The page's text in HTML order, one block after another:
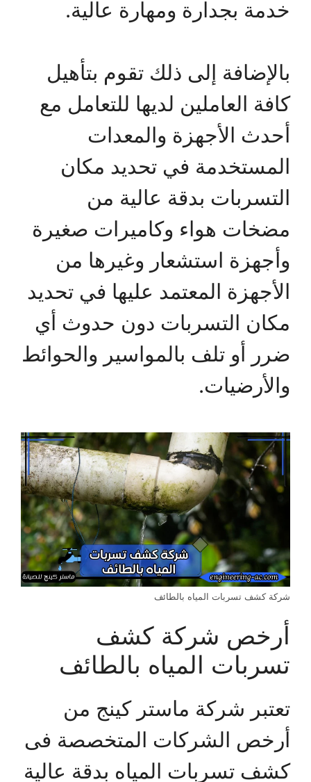
خدمة بجدارة ومهارة عالية.
بالإضافة إلى ذلك تقوم بتأهيل
كافة العاملين لديها للتعامل مع
أحدث الأجهزة والمعدات
المستخدمة في تحديد مكان
التسربات بدقة عالية من
مضخات هواء وكاميرات صغيرة
وأجهزة استشعار وغيرها من
الأجهزة المعتمد عليها في تحديد
مكان التسربات دون حدوث أي
ضرر أو تلف بالمواسير والحوائط
والأرضيات.
شركة كشف تسربات المياه بالطائف
أرخص شركة كشف
تسربات المياه بالطائف
تعتبر شركة ماستر كينج من
أرخص الشركات المتخصصة فى
كشف تسربات المياه بدقة عالية